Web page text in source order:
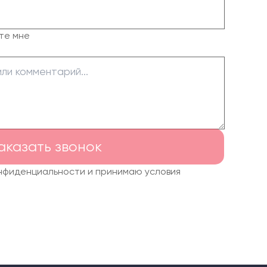
мне
звонок
и принимаю условия